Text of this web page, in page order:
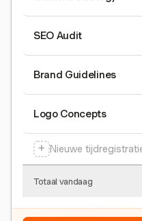
SEO Audit
Brand Guidelines
Logo Concepts
+ Nieuwe
Totaal vandaag